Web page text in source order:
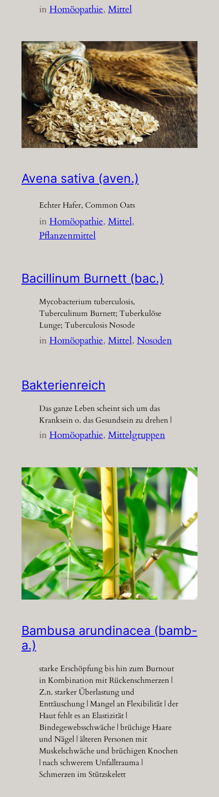
inHomöopathie, Mittel
Avena sativa (aven.)
Echter Hafer, Common Oats
inHomöopathie, Mittel
Pflanzenmittel
Bacillinum Burnett (bac.)
Mycobacterium tuberculosis,
Tuberculinum Burnett; Tuberkulöse
Lunge; Tuberculosis Nosode
inHomöopathie, Mittel, Nosoden
Bakterienreich
Das ganze Leben scheint sich um das
Kranksein o. das Gesundsein zu drehen |
inHomöopathie, Mittelgruppen
Bambusa arundinacea (bamb-
a.)
starke Erschöpfung bis hin zum Burnout
in Kombination mit Rückenschmerzen |
Z.n. starker Überlastung und
Enttäuschung | Mangel an Flexibilität | der
Haut fehlt es an Elastizität |
Bindegewebsschwäche | brüchige Haare
und Nägel | älteren Personen mit
Muskelschwäche und brüchigen Knochen
| nach schwerem Unfalltrauma |
Schmerzen im Stützskelett